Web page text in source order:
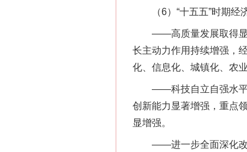
（6）“十五五”时期经济
——高质量发展取得显著
长主动力作用持续增强，
化、信息化、城镇化、农
——科技自立自强水平大
创新能力显著增强，重点
显增强。
——进一步全面深化改革